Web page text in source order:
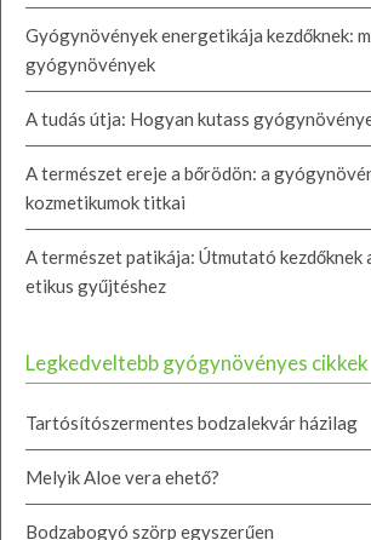
Gyógynövények energetikája kezdőknek:
gyógynövények
A tudás útja: Hogyan kutass
A természet ereje a bőrödön: a
kozmetikumok titkai
A természet patikája: Útmutató kezdőknek
etikus gyűjtéshez
Legkedveltebb gyógynövényes cikkek
Tartósítószermentes bodzalekvár házilag
Melyik Aloe vera ehető?
Bodzabogyó szörp egyszerűen